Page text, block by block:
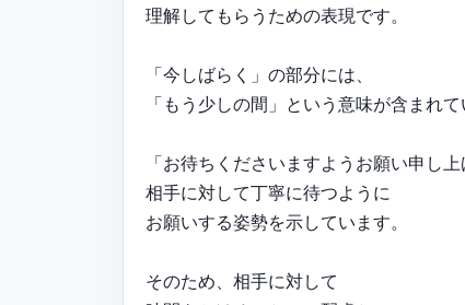
理解してもらうための表現です。
「今しばらく」の部分には、
「もう少しの間」という意味が含まれて
「お待ちくださいますようお願い申し上
相手に対して丁寧に待つように
お願いする姿勢を示しています。
そのため、相手に対して